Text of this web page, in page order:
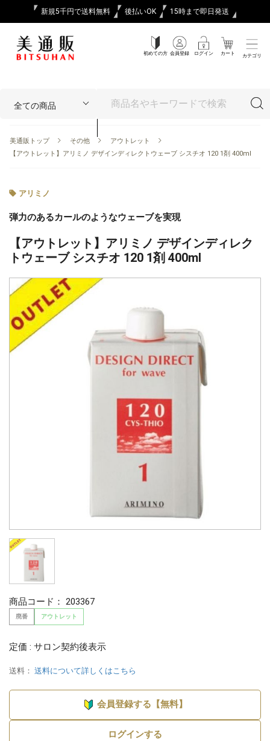
新規5千円で送料無料 後払いOK 15時まで即日発送
初めての方 会員登録 ログイン カート カテゴリ
美通販トップ その他
アウトレット
【アウトレット】アリミノ デザインディレクトウェーブ シスチオ 120 1剤 400ml
アリミノ
弾力のあるカールのようなウェーブを実現
【アウトレット】アリミノ デザインディレク
トウェーブ シスチオ 120 1剤 400ml
商品コード： 203367
廃番 アウトレット
定価 : サロン契約後表示
送料： 送料について詳しくはこちら
会員登録する【無料】
ログインする